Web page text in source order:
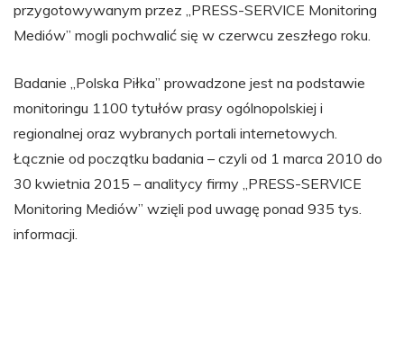
przygotowywanym przez „PRESS-SERVICE Monitoring
Mediów” mogli pochwalić się w czerwcu zeszłego roku.
Badanie „Polska Piłka” prowadzone jest na podstawie
monitoringu 1100 tytułów prasy ogólnopolskiej i
regionalnej oraz wybranych portali internetowych.
Łącznie od początku badania – czyli od 1 marca 2010 do
30 kwietnia 2015 – analitycy firmy „PRESS-SERVICE
Monitoring Mediów” wzięli pod uwagę ponad 935 tys.
informacji.